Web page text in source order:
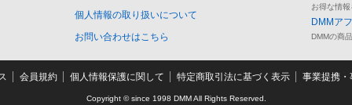
個人情報の取り扱いについて
お問い合わせはこちら
お得な情
DMMア
DMMの商
会員規約 個人情報保護に関して 特定商取引法に基づく表示 事業提携
Copyright © since 1998 DMM All Rights Reserved.